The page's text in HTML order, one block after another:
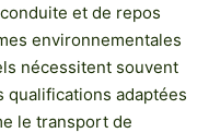
et de repos
environnementales
nécessitent souvent
qualifications adaptées
le transport de